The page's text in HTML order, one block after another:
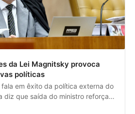
da Lei Magnitsky provoca
políticas
em êxito da política externa do
diz que saída do ministro reforça